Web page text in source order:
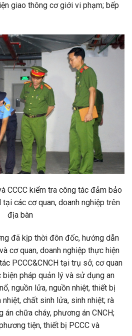
giao thông cơ giới vi phạm; bếp
CCCC kiểm tra công tác đảm bảo
tại các cơ quan, doanh nghiệp trên
địa bàn
đã kịp thời đôn đốc, hướng dẫn
cơ quan, doanh nghiệp thực hiện
PCCC&CNCH tại trụ sở, cơ quan
pháp quản lý và sử dụng an
nguồn lửa, nguồn nhiệt, thiết bị
chất sinh lửa, sinh nhiệt; rà
chữa cháy, phương án CNCH;
tiện, thiết bị PCCC và